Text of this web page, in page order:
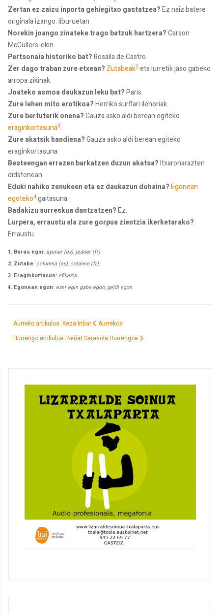
Zertan ez zaizu inporta gehiegitxo gastatzea?Ez naiz batere
originala izango: liburuetan.
Norekin joango zinateke trago batzuk hartzera?Carson
McCullers-ekin.
Pertsonaia historiko bat?Rosalía de Castro.
Zer dago traban zure etxean? Zutabeak2 eta lurretik jaso gabeko
arropa zikinak.
Joateko asmoa daukazun leku bat?Paris.
Zure lehen mito erotikoa?Herriko surflari ilehoriak.
Zure bertuterik onena?Gauza asko aldi berean egiteko
eraginkortasuna3.
Zure akatsik handiena?Gauza asko aldi berean egiteko
eraginkortasuna.
Besteengan errazen barkatzen duzun akatsa?Itxaronarazten
didatenean.
Eduki nahiko zenukeen eta ez daukazun dohaina?Egonean
egoteko4 gaitasuna.
Badakizu aurreskua dantzatzen?Ez.
Lurpera, erraustu ala zure gorpua zientzia ikerketarako?
Erraustu.
1. Barau egin: ayunar (es), jeûner (fr).
2. Zutabe: columna (es), colonne (fr).
3. Eraginkortasun: efikazia.
4. Egonean egon: ezer egin gabe egon, geldi egon.
Aurreko artikulua: Kepa Iribar
Aurrekoa
Hurrengo artikulua: Beñat Sarasola Hurrengoa